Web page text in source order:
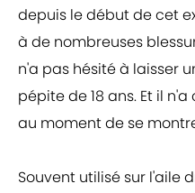
depuis le début de cet
à de nombreuses
n'a pas hésité à laisser
pépite de 18 ans. Et il
au moment de se
Souvent utilisé sur l'aile